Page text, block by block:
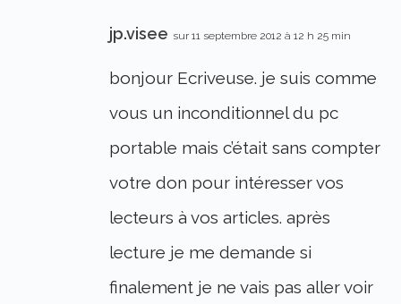
jp.visee sur 11 septembre 2012 à 12 h 25 min
bonjour Ecriveuse. je suis comme
vous un inconditionnel du pc
portable mais c’était sans compter
votre don pour intéresser vos
lecteurs à vos articles. après
lecture je me demande si
finalement je ne vais pas aller voir